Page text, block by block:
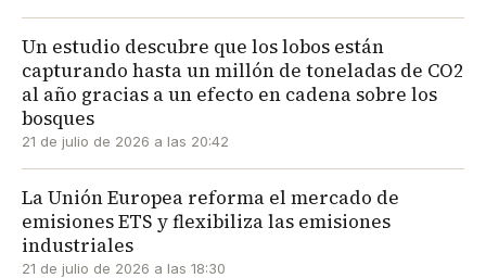
Un estudio descubre que los lobos están
capturando hasta un millón de toneladas de CO2
al año gracias a un efecto en cadena sobre los
bosques
21 de julio de 2026 a las 20:42
La Unión Europea reforma el mercado de
emisiones ETS y flexibiliza las emisiones
industriales
21 de julio de 2026 a las 18:30